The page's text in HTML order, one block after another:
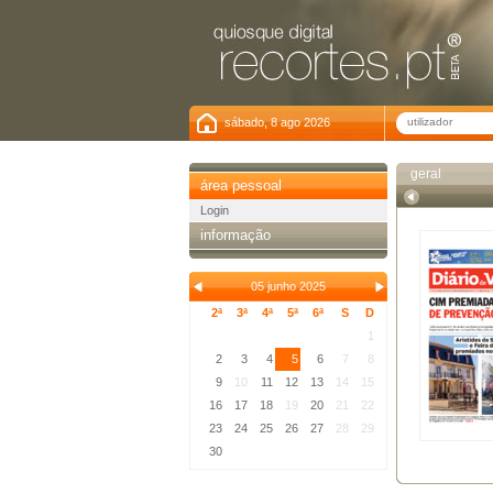
sábado, 8 ago 2026
área pessoal
Login
informação
05 junho 2025
2ª
3ª 4ª 5ª 6ª S
D
1
2
3 4 5 6 7
8
9
10 11 12 13 14
15
16
17 18 19 20 21
22
23
24 25 26 27 28
29
30
geral